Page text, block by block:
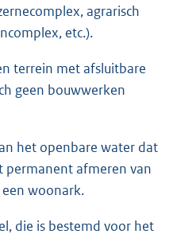
agrarisch
etc.).
terrein met afsluitbare
geen bouwwerken
het openbare water dat
permanent afmeren van
woonark.
die is bestemd voor het